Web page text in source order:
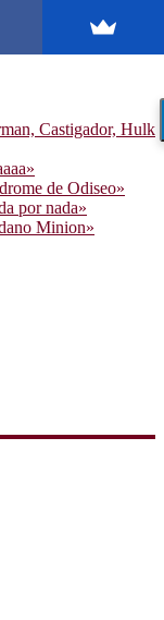
Castigador, Hulk
de Odiseo»
por nada»
Minion»